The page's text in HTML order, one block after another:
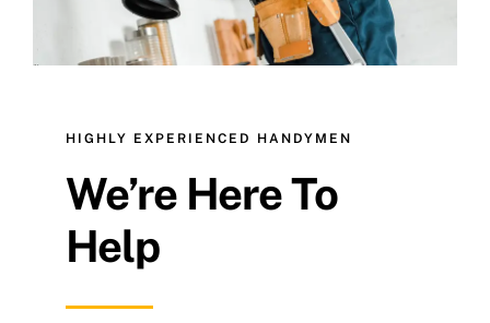
Commercial
Contact Us
HIGHLY EXPERIENCED HANDYMEN
We’re Here To
Help